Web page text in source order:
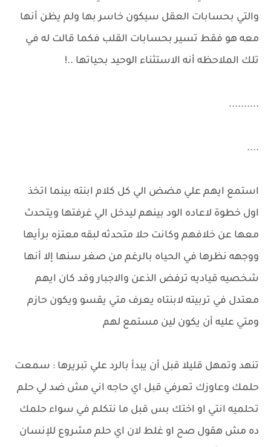
والتي بحسابات العقل سيكون خاسر بها ولم يظن أنها
معه هو فقط تسير بحسابات القلب فكما قالت له في
تلك الملاحظه أنه الاستثناء الوحيد بحياتها ..!
..........
....
استمع ايهم علي مضض الي كل كلام ابنته بينما اتخذ
اول خطوة لاعاده الود بينهم ليدخل الي غرفتها ويتحدث
معها عن خلافهم وكانت حلا متحدثه لبقه معتزه برأيها
ووجهه نظرها في الحياه بالرغم من صغر سنها إلا أنها
شخصيه قياديه ترفض الذعن والاجبار وقد كان ايهم
معتدل في تربيته لابنتاه يعرف متي يقسو ويكون حازم
ومتي عليه أن يكون لين مستمع لهم
تنهد وتمهل قليلا قبل أن يبدأ بالرد علي تبريرها : سمعت
حلمك وعاوزك تعرفي قبل اي حاجه اني مش ضد لي حلم
تحلميه انتي او اختك بس قبل ما نتكلم في سواء حلمك
ده مش هقول صح او غلط لان اي حلم مشروع للإنسان